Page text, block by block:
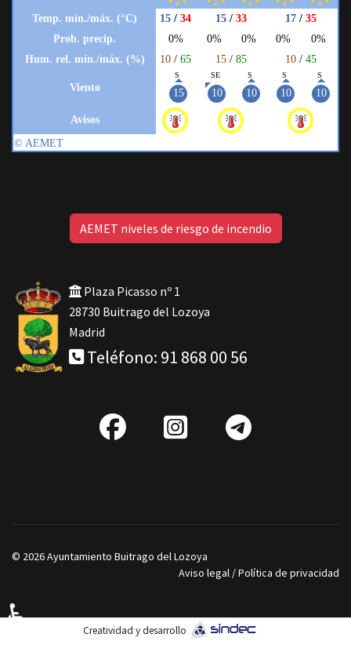
AEMET niveles de riesgo de incendio
Plaza Picasso nº 1
28730 Buitrago del Lozoya
Madrid
Teléfono: 91 868 00 56
fab
IG
© 2026 Ayuntamiento Buitrago del Lozoya
Aviso legal /Política de privacidad
Creatividad y desarrollo